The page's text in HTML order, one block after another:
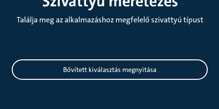
Találja meg az alkalmazáshoz megfelelő szivattyú típust
Bővített kiválasztás megnyitása